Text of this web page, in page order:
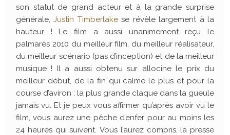
son statut de grand acteur et à la grande surprise
générale,Justin Timberlakese révèle largement à la
hauteur ! Le film a aussi unanimement reçu le
palmarès 2010 du meilleur film, du meilleur réalisateur,
du meilleur scénario (pas d’inception) et de la meilleur
musique ! Il a aussi obtenu sur allocine le prix du
meilleur début, de la fin qui calme le plus et pour la
course d’aviron : la plus grande claque dans la gueule
jamais vu. Et je peux vous affirmer qu’après avoir vu le
film, vous aurez une pêche d’enfer pour au moins les
24 heures qui suivent. Vous l’aurez compris, la presse